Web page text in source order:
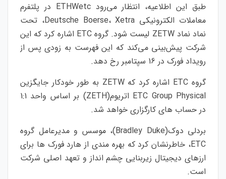
طبق این اطلاعیه، انتظار می‌رود ETHWetc در پلتفرم
معاملات الکترونیکی Deutsche Boerse، Xetra، تحت
نماد نماد ZETW لیست شود. گروه ETC اشاره کرد که این
شرکت پیش‌بینی می‌کند که این فهرست به زودی پس از
رویداد فورک در 16 سپتامبر رخ دهد.
گروه ETC اشاره کرد که ZETW به طور خودکار جایگزین
ETC Group Physical اتریوم(ZETH) بر اساس واحد 1:1
در حساب های کارگزاری خواهد شد.
بردلی دوک(Bradley Duke)، موسس و مدیرعامل گروه
ETC، خاطرنشان کرد که بهره مندی از هارد فورک ها برای
ارزهای دیجیتال زیربنایی چشم انداز و تعهد اصلی شرکت
است.